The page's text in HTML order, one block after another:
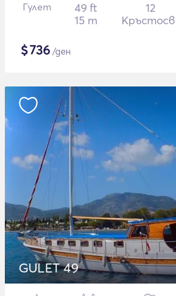
Гулет
49 ft
15 m
12
$736/ден
GULET 49